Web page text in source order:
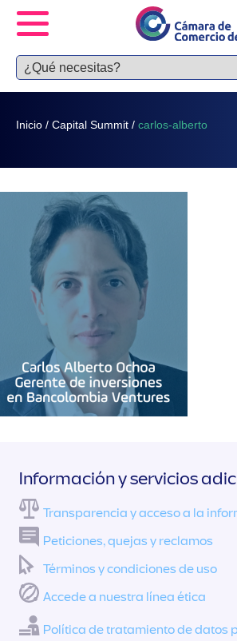
Inicio / Capital Summit / carlos-alberto
Información y servicios
Transparencia y acceso a la
Peticiones, quejas y reclamos
Términos y condiciones de uso
Accede a nuestra línea ética
Política de tratamiento de datos